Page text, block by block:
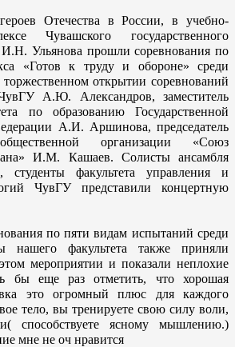
Отечества в России, в учебно-
Чувашского государственного
И.Н. Ульянова прошли соревнования по
«Готов к труду и обороне» среди
открытии соревнований
А.Ю. Александров, заместитель
по образованию Государственной
А.И. Аршинова, председатель
организации «Союз
И.М. Кашаев. Солисты ансамбля
студенты факультета управления и
ЧувГУ представили концертную
по пяти видам испытаний среди
нашего факультета также приняли
мероприятии и показали неплохие
бы еще раз отметить, что хорошая
это огромный плюс для каждого
тело, вы тренируете свою силу воли,
способствуете ясному мышлению.)
мне не оч нравится